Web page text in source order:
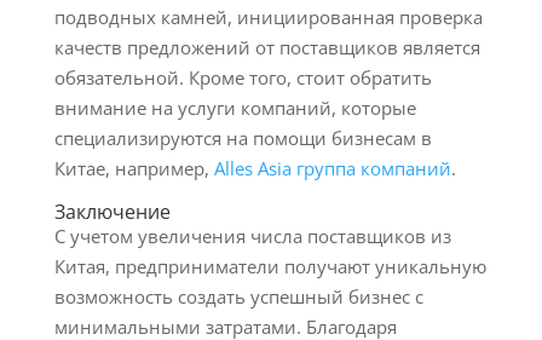
подводных камней, инициированная проверка
качеств предложений от поставщиков является
обязательной. Кроме того, стоит обратить
внимание на услуги компаний, которые
специализируются на помощи бизнесам в
Китае, например, Alles Asia группа компаний.
Заключение
С учетом увеличения числа поставщиков из
Китая, предприниматели получают уникальную
возможность создать успешный бизнес с
минимальными затратами. Благодаря